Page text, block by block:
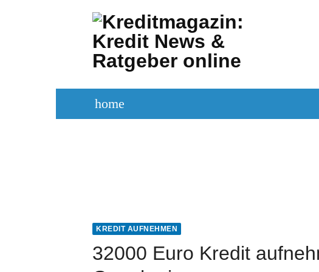
home
KREDIT AUFNEHMEN
32000 Euro Kredit